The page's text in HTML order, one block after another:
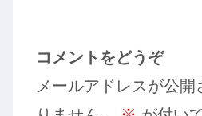
コメントをどうぞ
メールアドレスが公開